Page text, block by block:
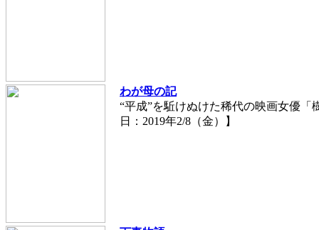
わが母の記
“平成”を駈けぬけた稀代の映画女優
日：2019年2/8（金）】